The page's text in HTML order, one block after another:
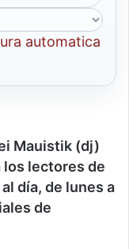
automatica
Mauistik (dj)
los lectores de
día, de lunes a
de